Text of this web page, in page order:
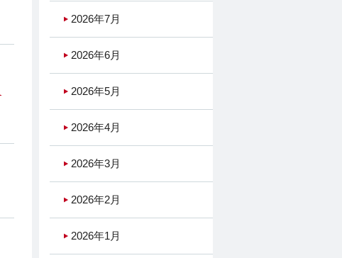
2026年7月
2026年6月
2026年5月
2026年4月
2026年3月
2026年2月
2026年1月